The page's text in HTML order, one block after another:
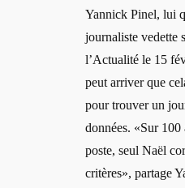
Yannick Pinel, lui
journaliste vedette
l’Actualité le 15
peut arriver que
pour trouver un
données. «Sur 100
poste, seul Naël
critères», partage